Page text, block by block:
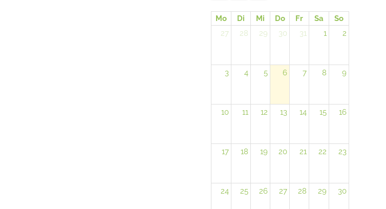
Mo Di Mi Do Fr Sa
So
27
28 29 30 31 1 2
3 4 5 6 7 8 9
10 11 12 13 14 15 16
17 18 19 20 21 22 23
24 25 26 27 28 29 30